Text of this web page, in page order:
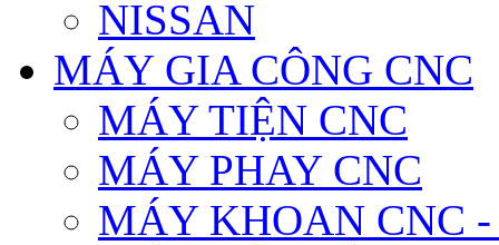
NISSAN
MÁY GIA CÔNG CNC
MÁY TIỆN CNC
MÁY PHAY CNC
MÁY KHOAN CNC